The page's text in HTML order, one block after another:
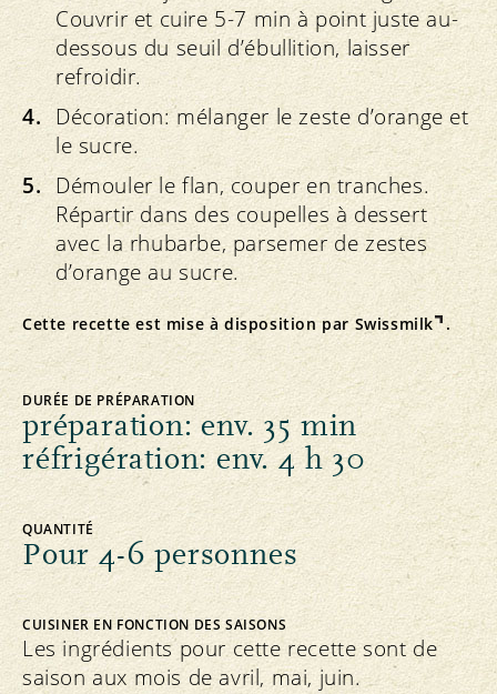
Couvrir et cuire 5-7 min à point juste au-
dessous du seuil d’ébullition, laisser
refroidir.
Décoration: mélanger le zeste d’orange et
le sucre.
Démouler le flan, couper en tranches.
Répartir dans des coupelles à dessert
avec la rhubarbe, parsemer de zestes
d’orange au sucre.
Cette recette est mise à disposition parSwissmilk .
DURÉE DE PRÉPARATION
préparation: env. 35 min
réfrigération: env. 4 h 30
QUANTITÉ
Pour 4-6 personnes
CUISINER EN FONCTION DES SAISONS
Les ingrédients pour cette recette sont de
saison aux mois de avril, mai, juin.